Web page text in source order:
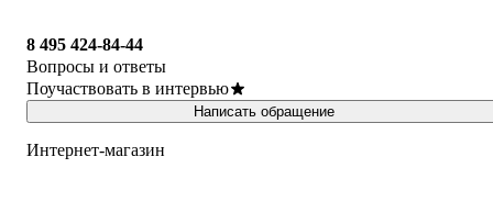
8 495 424-84-44
Вопросы и ответы
Поучаствовать в интервью
Написать обращение
Интернет-магазин